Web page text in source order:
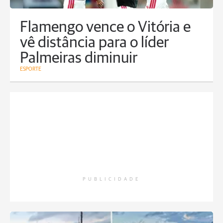
Flamengo vence o Vitória e
vê distância para o líder
Palmeiras diminuir
ESPORTE
PUBLICIDADE